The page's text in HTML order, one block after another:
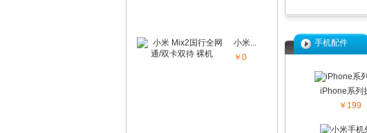
小米...
￥0
手机配件
手机配件
iPhone系列
￥199